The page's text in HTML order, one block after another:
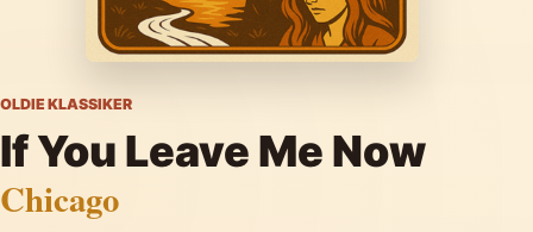
OLDIE KLASSIKER
If You Leave Me Now
Chicago